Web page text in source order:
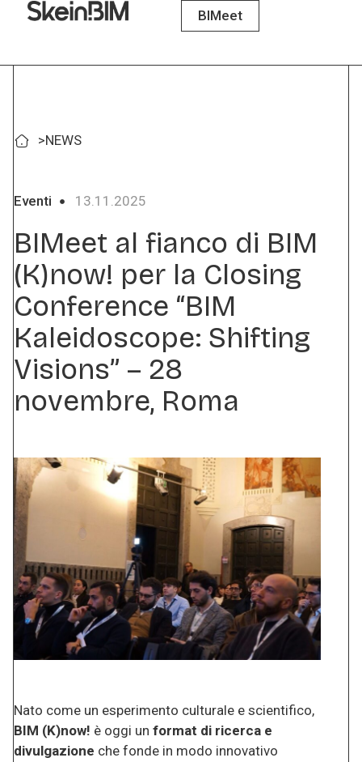
BIMeet
>NEWS
Eventi 13.11.2025
BIMeet al fianco di BIM
(K)now! per la Closing
Conference “BIM
Kaleidoscope: Shifting
Visions” – 28
novembre, Roma
Nato come un esperimento culturale e scientifico,
BIM (K)now! è oggi un format di ricerca e
divulgazione che fonde in modo innovativo